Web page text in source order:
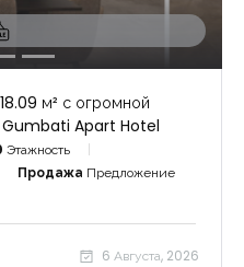
м² с огромной
Gumbati Apart Hotel
Этажность
Продажа Предложение
6 Августа, 2026